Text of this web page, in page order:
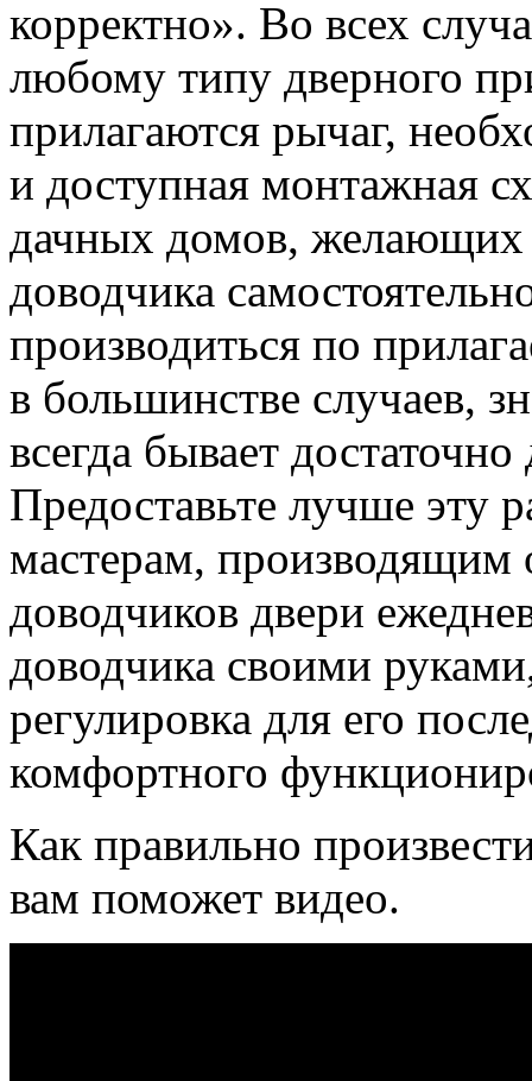
корректно». Во всех
любому типу дверного
прилагаются рычаг,
и доступная монтажная
дачных домов, желающих
доводчика
производиться по
в большинстве случаев,
всегда бывает
Предоставьте лучше эту
мастерам, производящим
доводчиков двери
доводчика своими
регулировка для его
комфортного
Как правильно
вам поможет видео.